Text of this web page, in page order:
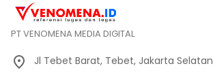
PT VENOMENA MEDIA DIGITAL
Jl Tebet Barat, Tebet, Jakarta Selatan